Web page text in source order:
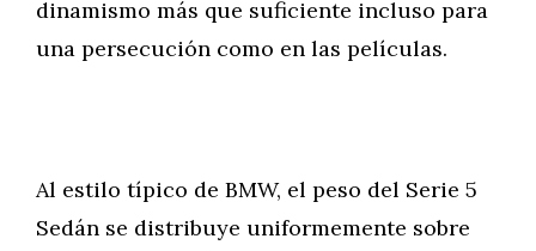
dinamismo más que suficiente incluso para
una persecución como en las películas.
Al estilo típico de BMW, el peso del Serie 5
Sedán se distribuye uniformemente sobre